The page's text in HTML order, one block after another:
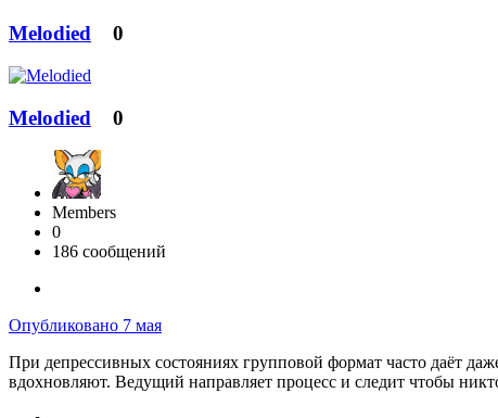
Melodied 0
Melodied 0
Members
0
186 сообщений
Опубликовано 7 мая
При депрессивных состояниях групповой формат часто даёт
вдохновляют. Ведущий направляет процесс и следит чтобы